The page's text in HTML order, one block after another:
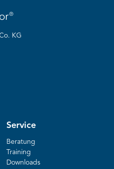
KG
Service
Beratung
Training
Downloads